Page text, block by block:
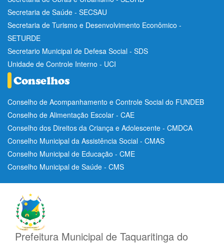
Secretaria de Saúde - SECSAU
Secretaria de Turismo e Desenvolvimento Econômico -
SETURDE
Secretario Municipal de Defesa Social - SDS
Unidade de Controle Interno - UCI
Conselho de Acompanhamento e Controle Social do FUNDEB
Conselho de Alimentação Escolar - CAE
Conselho dos Direitos da Criança e Adolescente - CMDCA
Conselho Municipal da Assistência Social - CMAS
Conselho Municipal de Educação - CME
Conselho Municipal de Saúde - CMS
Prefeitura Municipal de Taquaritinga do